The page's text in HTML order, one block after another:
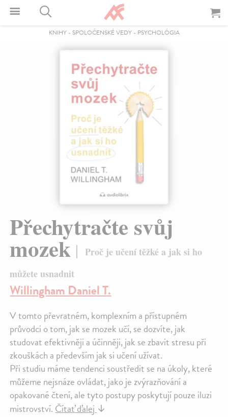
KNIHY- SPOLOČENSKÉ VEDY- PSYCHOLÓGIA
Přechytračte svůj
mozek
Proč je učení těžké a jak si ho
můžete usnadnit
Willingham Daniel T.
V tomto převratném, komplexním a přístupném
průvodci o tom, jak se mozek učí, se dozvíte, jak
studovat efektivněji a účinněji, jak se zbavit stresu při
zkouškách a především jak si učení užívat.
Při studiu máme tendenci soustředit se na úkoly, které
můžeme nejsnáze ovládat, jako je zvýrazňování a
opakované čtení, ale tyto postupy poskytují pouze iluzi
mistrovství.Čítať ďalej↓